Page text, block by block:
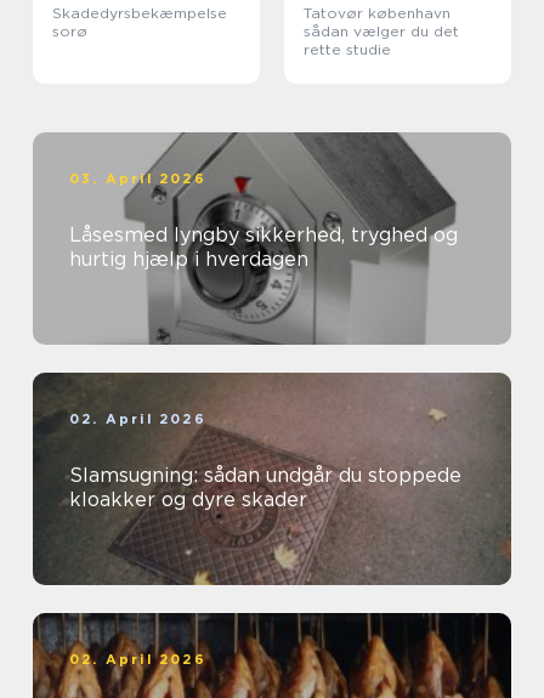
Skadedyrsbekæmpelse
sorø
Tatovør københavn
sådan vælger du det
rette studie
03. April 2026
Låsesmed lyngby sikkerhed, tryghed og
hurtig hjælp i hverdagen
02. April 2026
Slamsugning: sådan undgår du stoppede
kloakker og dyre skader
02. April 2026